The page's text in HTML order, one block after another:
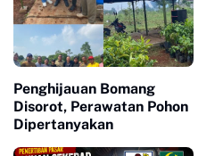
Penghijauan Bomang
Disorot, Perawatan Pohon
Dipertanyakan